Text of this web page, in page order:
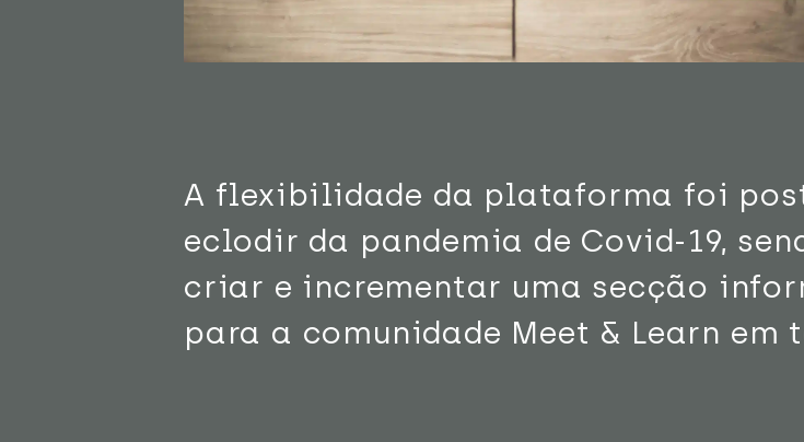
A flexibilidade da plataforma foi
eclodir da pandemia de Covid-19,
criar e incrementar uma secção
para a comunidade Meet & Learn em